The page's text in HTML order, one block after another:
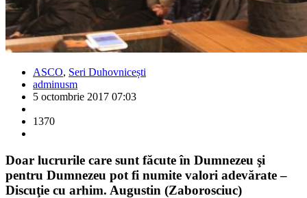
ASCO, Seri Duhovnicești
adminusm
5 octombrie 2017 07:03
1370
Doar lucrurile care sunt făcute în Dumnezeu şi
pentru Dumnezeu pot fi numite valori adevărate –
Discuţie cu arhim. Augustin (Zaborosciuc)